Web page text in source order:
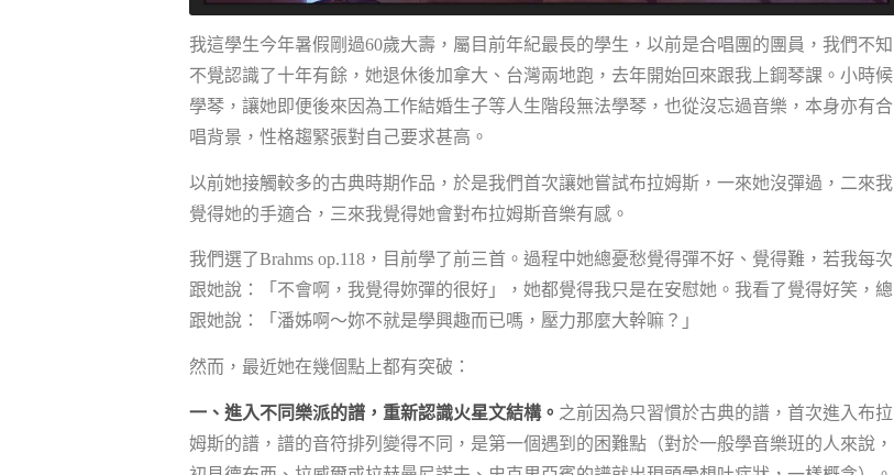
我這學生今年暑假剛過60歲大壽，屬目前年紀最長的學生，以前是合唱團的團員，我們不知
不覺認識了十年有餘，她退休後加拿大、台灣兩地跑，去年開始回來跟我上鋼琴課。小時候
學琴，讓她即便後來因為工作結婚生子等人生階段無法學琴，也從沒忘過音樂，本身亦有合
唱背景，性格趨緊張對自己要求甚高。
以前她接觸較多的古典時期作品，於是我們首次讓她嘗試布拉姆斯，一來她沒彈過，二來我
覺得她的手適合，三來我覺得她會對布拉姆斯音樂有感。
我們選了Brahms op.118，目前學了前三首。過程中她總憂愁覺得彈不好、覺得難，若我每次
跟她說：「不會啊，我覺得妳彈的很好」，她都覺得我只是在安慰她。我看了覺得好笑，總
跟她說：「潘姊啊～妳不就是學興趣而已嗎，壓力那麼大幹嘛？」
然而，最近她在幾個點上都有突破：
一、進入不同樂派的譜，重新認識火星文結構。 之前因為只習慣於古典的譜，首次進入布拉
姆斯的譜，譜的音符排列變得不同，是第一個遇到的困難點（對於一般學音樂班的人來說，